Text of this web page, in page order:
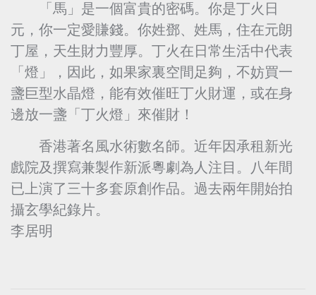
「馬」是一個富貴的密碼。你是丁火日
元，你一定愛賺錢。你姓鄧、姓馬，住在元朗
丁屋，天生財力豐厚。丁火在日常生活中代表
「燈」，因此，如果家裏空間足夠，不妨買一
盞巨型水晶燈，能有效催旺丁火財運，或在身
邊放一盞「丁火燈」來催財！
香港著名風水術數名師。近年因承租新光
戲院及撰寫兼製作新派粵劇為人注目。八年間
已上演了三十多套原創作品。過去兩年開始拍
攝玄學紀錄片。
李居明